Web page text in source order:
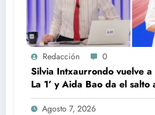
Redacción 0
Silvia Intxaurrondo vuelve a
La 1’ y Aida Bao da el salto
360’
Agosto 7, 2026